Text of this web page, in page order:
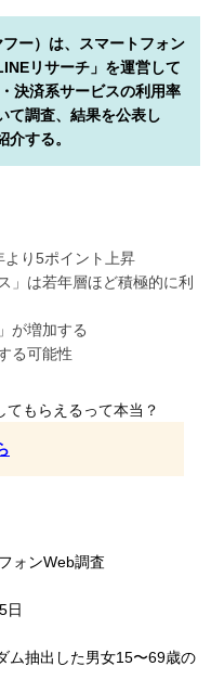
ー）は、スマートフォン
リサーチ」を運営して
決済系サービスの利用率
て調査、結果を公表し
する。
り5ポイント上昇
」は若年層ほど積極的に利
が増加する
る可能性
てもらえるって本当？
ォンWeb調査
日
ム抽出した男女15〜69歳の